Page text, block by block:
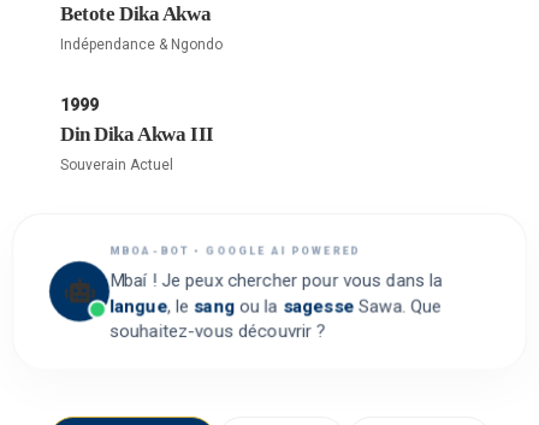
Betote Dika Akwa
Indépendance & Ngondo
1999
Din Dika Akwa III
Souverain Actuel
MBOA-BOT • GOOGLE AI POWERED
Mbaí ! Je peux chercher pour vous dans la
langue, le sangou la sagesse Sawa. Que
souhaitez-vous découvrir ?